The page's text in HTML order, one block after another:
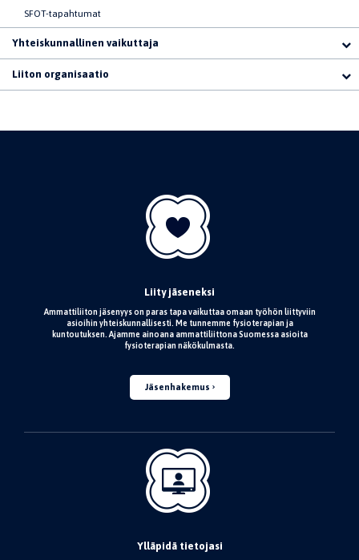
SFOT-tapahtumat
Yhteiskunnallinen vaikuttaja
Liiton organisaatio
Liity jäseneksi
Ammattiliiton jäsenyys on paras tapa vaikuttaa omaan työhön liittyviin
asioihin yhteiskunnallisesti. Me tunnemme fysioterapian ja
kuntoutuksen. Ajamme ainoana ammattiliittona Suomessa asioita
fysioterapian näkökulmasta.
Jäsenhakemus
Ylläpidä tietojasi